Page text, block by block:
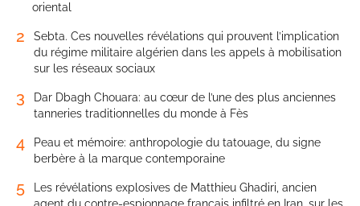
oriental
2
Sebta. Ces nouvelles révélations qui prouvent l’implication
du régime militaire algérien dans les appels à mobilisation
sur les réseaux sociaux
3
Dar Dbagh Chouara: au cœur de l’une des plus anciennes
tanneries traditionnelles du monde à Fès
4
Peau et mémoire: anthropologie du tatouage, du signe
berbère à la marque contemporaine
5
Les révélations explosives de Matthieu Ghadiri, ancien